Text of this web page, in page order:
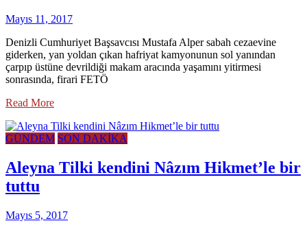
Mayıs 11, 2017
Denizli Cumhuriyet Başsavcısı Mustafa Alper sabah cezaevine
giderken, yan yoldan çıkan hafriyat kamyonunun sol yanından
çarpıp üstüne devrildiği makam aracında yaşamını yitirmesi
sonrasında, firari FETÖ
Read More
GÜNDEM SON DAKİKA
Aleyna Tilki kendini Nâzım Hikmet’le bir
tuttu
Mayıs 5, 2017